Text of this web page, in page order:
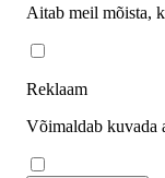
Aitab meil mõista,
Reklaam
Võimaldab kuvada